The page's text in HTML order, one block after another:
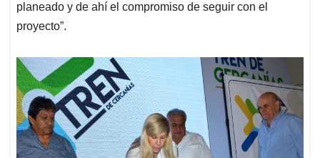
planeado y de ahí el compromiso de seguir con el
proyecto”.